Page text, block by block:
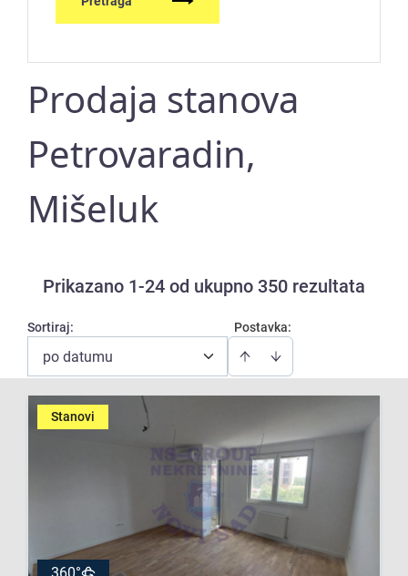
Prodaja stanova
Petrovaradin,
Mišeluk
Prikazano 1-24 od ukupno 350 rezultata
Postavka:
Sortiraj:
po datumu
Stanovi